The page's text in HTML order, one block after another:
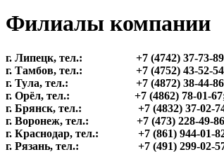
Филиалы компании
г. Липецк, тел.: +7 (4742) 37-73-
г. Тамбов, тел.: +7 (4752) 43-52-
г. Тула, тел.: +7 (4872) 38-44-
г. Орёл, тел.: +7 (4862) 78-01-
г. Брянск, тел.: +7 (4832) 37-02-
г. Воронеж, тел.: +7 (473) 228-49-
г. Краснодар, тел.: +7 (861) 944-01-
г. Рязань, тел.: +7 (491) 299-02-